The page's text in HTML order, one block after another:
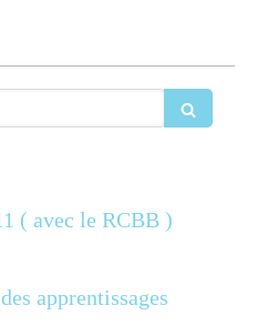
( avec le RCBB )
apprentissages